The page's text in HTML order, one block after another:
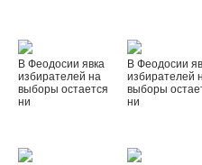
В Феодосии явка
избирателей на
выборы остается
ни
В Феодосии
избирателей
выборы
ни